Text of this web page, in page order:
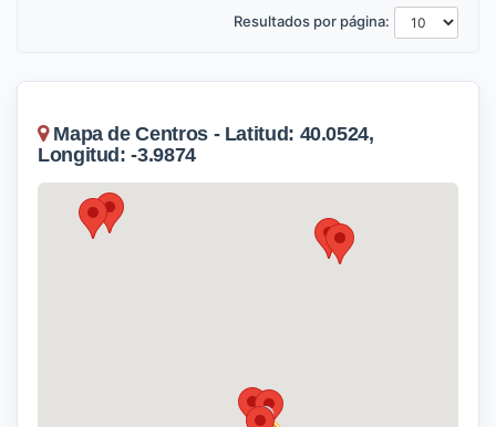
Resultados por página:
Mapa de Centros - Latitud: 40.0524,
Longitud: -3.9874